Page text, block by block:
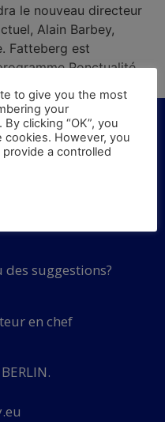
le nouveau directeur
Alain Barbey,
Fatteberg est
Ponctualité
suggestions?
en chef
to give you the most
your
clicking “OK”, you
However, you
a controlled